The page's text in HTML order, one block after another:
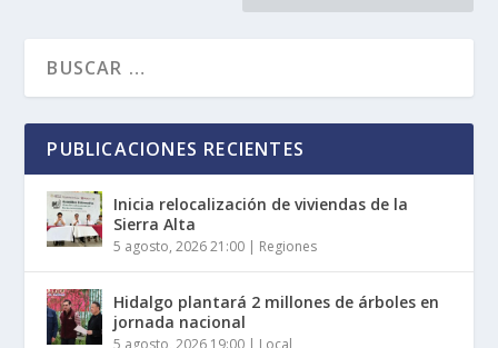
PUBLICACIONES RECIENTES
Inicia relocalización de viviendas de la
Sierra Alta
5 agosto, 2026 21:00 | Regiones
Hidalgo plantará 2 millones de árboles en
jornada nacional
5 agosto, 2026 19:00 | Local